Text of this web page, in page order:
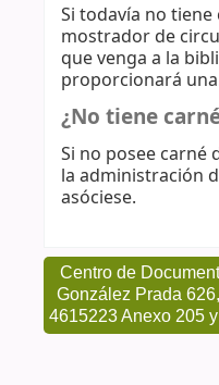
Si todavía no
mostrador de
que venga a la
proporcionará
¿No tiene
Si no posee carné
la administración
asóciese.
Centro de
González Prada
4615223 Anexo 205